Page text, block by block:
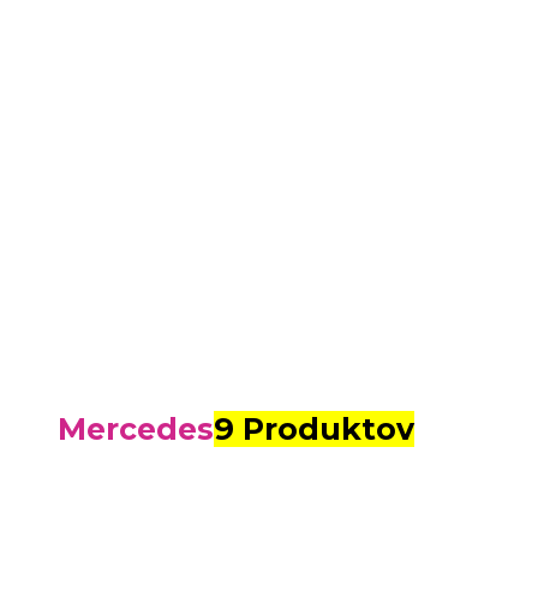
Mercedes9 Produktov